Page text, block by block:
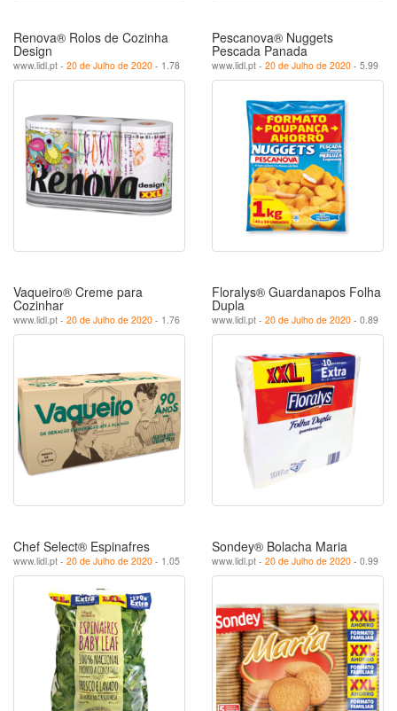
Renova® Rolos de Cozinha
Design
www.lidl.pt - 20 de Julho de 2020 - 1.78
Pescanova® Nuggets
Pescada Panada
www.lidl.pt - 20 de Julho de 2020 - 5.99
Vaqueiro® Creme para
Cozinhar
www.lidl.pt - 20 de Julho de 2020 - 1.76
Floralys® Guardanapos Folha
Dupla
www.lidl.pt - 20 de Julho de 2020 - 0.89
Chef Select® Espinafres
www.lidl.pt - 20 de Julho de 2020 - 1.05
Sondey® Bolacha Maria
www.lidl.pt - 20 de Julho de 2020 - 0.99